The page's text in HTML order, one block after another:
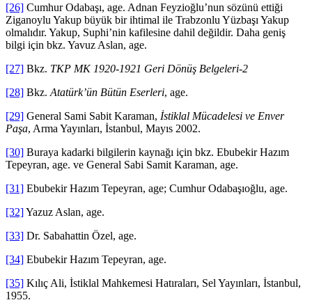
[26] Cumhur Odabaşı, age. Adnan Feyzioğlu’nun sözünü ettiği
Ziganoylu Yakup büyük bir ihtimal ile Trabzonlu Yüzbaşı Yakup
olmalıdır. Yakup, Suphi’nin kafilesine dahil değildir. Daha geniş
bilgi için bkz. Yavuz Aslan, age.
[27] Bkz. TKP MK 1920-1921 Geri Dönüş Belgeleri-2
[28] Bkz. Atatürk’ün Bütün Eserleri, age.
[29] General Sami Sabit Karaman, İstiklal Mücadelesi ve Enver
Paşa, Arma Yayınları, İstanbul, Mayıs 2002.
[30] Buraya kadarki bilgilerin kaynağı için bkz. Ebubekir Hazım
Tepeyran, age. ve General Sabi Samit Karaman, age.
[31] Ebubekir Hazım Tepeyran, age; Cumhur Odabaşıoğlu, age.
[32]Yazuz Aslan, age.
[33] Dr. Sabahattin Özel, age.
[34] Ebubekir Hazım Tepeyran, age.
[35] Kılıç Ali, İstiklal Mahkemesi Hatıraları, Sel Yayınları, İstanbul,
1955.